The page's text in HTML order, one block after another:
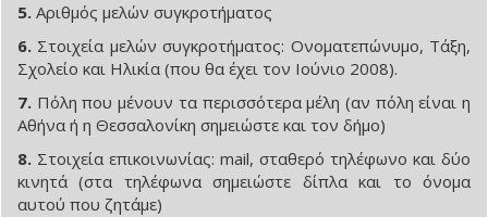
5. Αριθμός μελών συγκροτήματος
6. Στοιχεία μελών συγκροτήματος: Ονοματεπώνυμο, Τάξη,
Σχολείο και Ηλικία (που θα έχει τον Ιούνιο 2008).
7. Πόλη που μένουν τα περισσότερα μέλη (αν πόλη είναι η
Αθήνα ή η Θεσσαλονίκη σημειώστε και τον δήμο)
8. Στοιχεία επικοινωνίας: mail, σταθερό τηλέφωνο και δύο
κινητά (στα τηλέφωνα σημειώστε δίπλα και το όνομα
αυτού που ζητάμε)